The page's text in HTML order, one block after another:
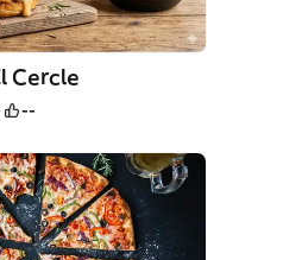
Cercle
--